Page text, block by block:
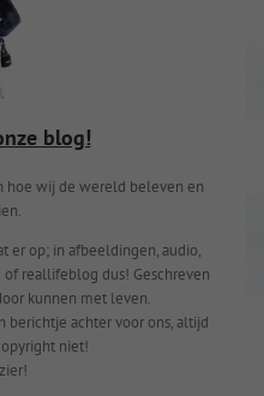
blog!
hoe wij de wereld beleven en
er op; in afbeeldingen, audio,
reallifeblog dus! Geschreven
kunnen met leven.
berichtje achter voor ons, altijd
niet!